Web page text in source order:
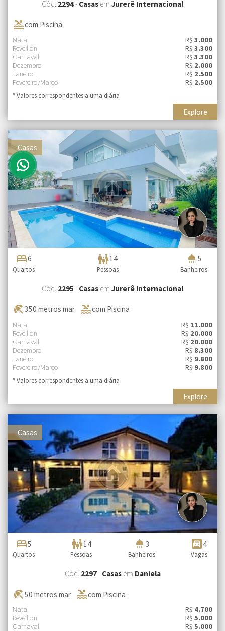
Cód. 2294- Casas em Jurerê Internacional
poolcom Piscina
Natal R$ 3.000
Reveillon
R$ 3.300
Carnaval
R$ 3.300
Dezembro
R$ 2.000
Janeiro
R$ 2.500
Fevereiro/Março
R$ 2.500
* Valores correspondentes a uma diária
Explore
Casas
bed6
Quartos
family_restroom14
Pessoas
shower 5
Banheiros
Cód. 2295 - Casas em Jurerê Internacional
beach_access 350 metros mar poolcom Piscina
Natal R$ 11.000
Reveillon
R$ 20.000
Carnaval
R$ 20.000
Dezembro
R$ 8.300
Janeiro
R$ 9.800
Fevereiro/Março
R$ 9.800
* Valores correspondentes a uma diária
Explore
Casas
bed5
Quartos
family_restroom14
Pessoas
shower 3
Banheiros
garage 4
Vagas
Cód. 2297- Casasem Daniela
beach_access 50 metros mar poolcom Piscina
Natal R$ 4.700
Reveillon
R$ 5.000
Carnaval
R$ 5.000